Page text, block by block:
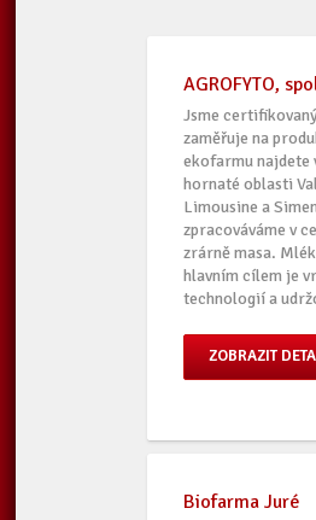
AGROFYTO,
Jsme
zaměřuje na
ekofarmu najdete
hornaté oblasti
Limousine a
zpracováváme v
zrárně masa.
hlavním cílem je
technologií a
ZOBRAZIT
Biofarma Juré